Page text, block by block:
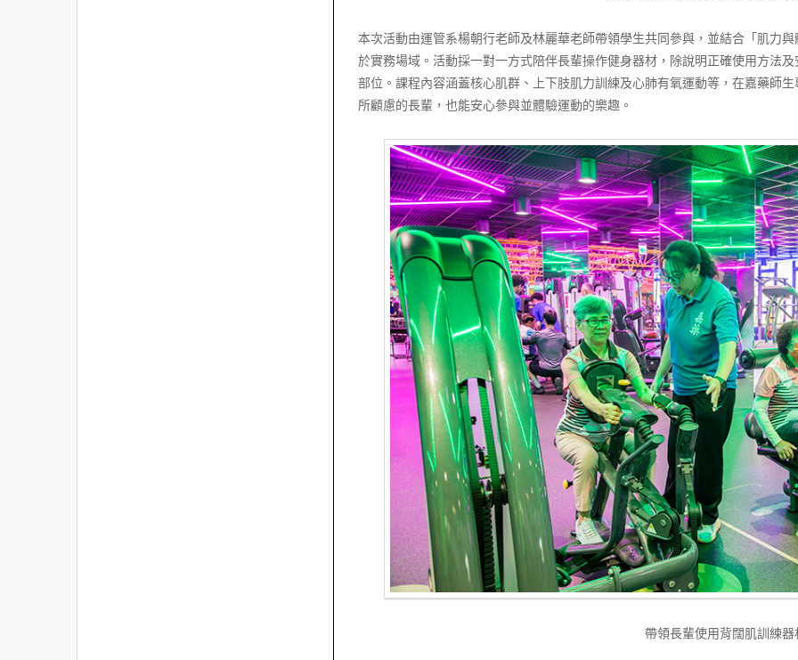
本次活動由運管系楊朝行老師及林麗華老師帶領學生共同參與，並結合「肌力
於實務場域。活動採一對一方式陪伴長輩操作健身器材，除說明正確使用方法
部位。課程內容涵蓋核心肌群、上下肢肌力訓練及心肺有氧運動等，在嘉藥師
所顧慮的長輩，也能安心參與並體驗運動的樂趣。
帶領長輩使用背闊肌訓練器